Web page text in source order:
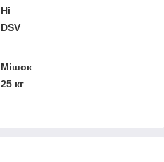
Ні
DSV
Мішок
25 кг